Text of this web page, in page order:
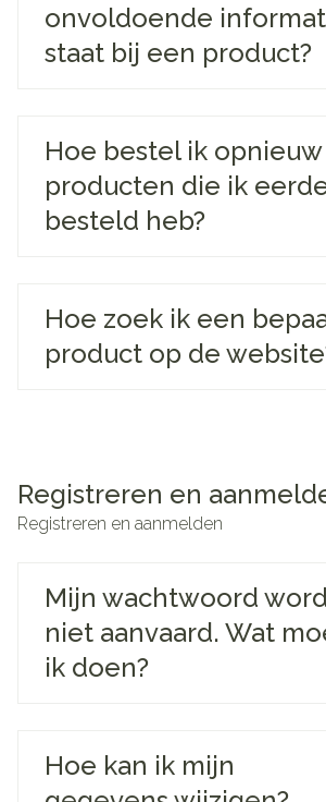
onvoldoende
staat bij een product?
Hoe bestel ik opnieuw
producten die ik
besteld heb?
Hoe zoek ik een
product op de
Registreren en
Registreren en aanmelden
Mijn wachtwoord
niet aanvaard. Wat
ik doen?
Hoe kan ik mijn